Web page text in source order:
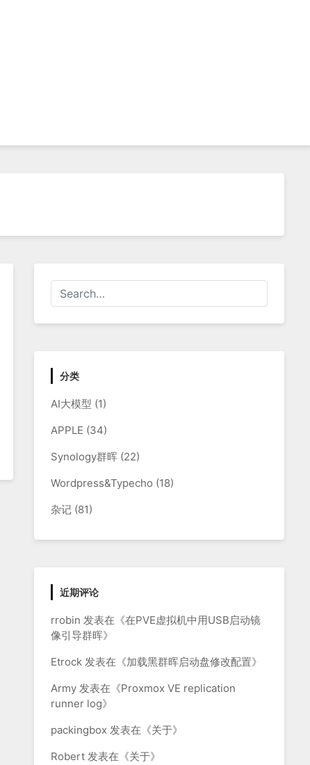
分类
AI大模型 (1)
APPLE (34)
Synology群晖 (22)
Wordpress&Typecho (18)
杂记 (81)
近期评论
rrobin 发表在《在PVE虚拟机中用USB启动镜
像引导群晖》
Etrock 发表在《加载黑群晖启动盘修改配置》
Army 发表在《Proxmox VE replication
runner log》
packingbox 发表在《关于》
Robert 发表在《关于》